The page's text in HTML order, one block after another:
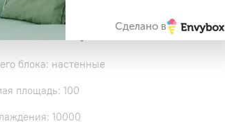
о товаре
блока: настенные
площадь: 100
10000
Сделано в